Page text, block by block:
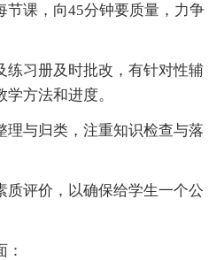
课，向45分钟要质量，力争
习册及时批改，有针对性辅
方法和进度。
与归类，注重知识检查与落
评价，以确保给学生一个公
：